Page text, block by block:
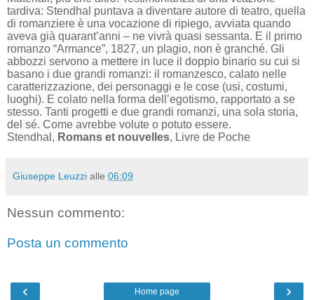
tardiva: Stendhal puntava a diventare autore di teatro, quella
di romanziere è una vocazione di ripiego, avviata quando
aveva già quarant’anni – ne vivrà quasi sessanta. E il primo
romanzo “Armance”, 1827, un plagio, non è granché. Gli
abbozzi servono a mettere in luce il doppio binario su cui si
basano i due grandi romanzi: il romanzesco, calato nelle
caratterizzazione, dei personaggi e le cose (usi, costumi,
luoghi). E colato nella forma dell’egotismo, rapportato a se
stesso. Tanti progetti e due grandi romanzi, una sola storia,
del sé. Come avrebbe volute o potuto essere.
Stendhal, Romans et nouvelles, Livre de Poche
Giuseppe Leuzzi alle 06:09
Nessun commento:
Posta un commento
‹ ›
Home page